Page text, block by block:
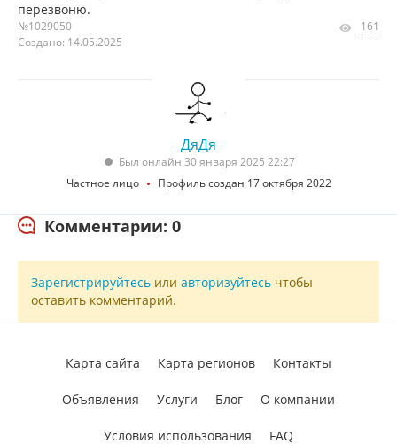
перезвоню.
№1029050
Создано: 14.05.2025
161
ДяДя
Был онлайн 30 января 2025 22:27
Частное лицо
Профиль создан 17 октября 2022
Комментарии: 0
Зарегистрируйтесь или авторизуйтесь чтобы
оставить комментарий.
Карта сайта Карта регионов Контакты
Объявления Услуги Блог О компании
Условия использования FAQ